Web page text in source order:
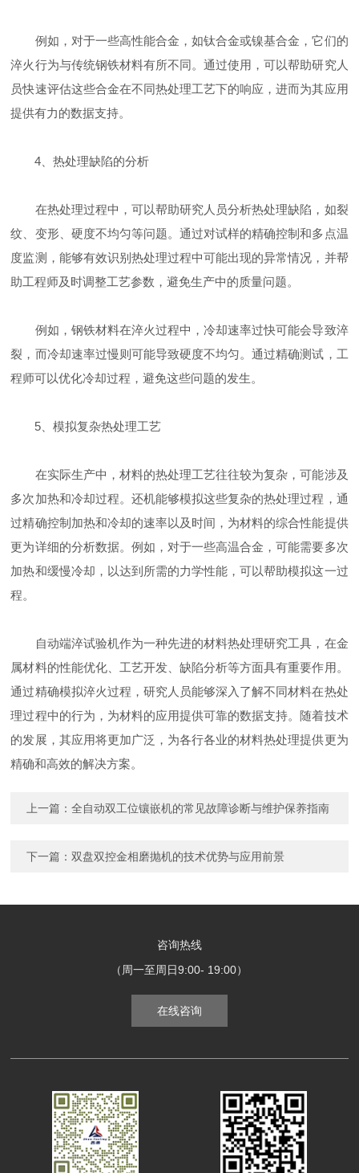
例如，对于一些高性能合金，如钛合金或镍基合金，它们的
淬火行为与传统钢铁材料有所不同。通过使用，可以帮助研究人
员快速评估这些合金在不同热处理工艺下的响应，进而为其应用
提供有力的数据支持。
4、热处理缺陷的分析
在热处理过程中，可以帮助研究人员分析热处理缺陷，如裂
纹、变形、硬度不均匀等问题。通过对试样的精确控制和多点温
度监测，能够有效识别热处理过程中可能出现的异常情况，并帮
助工程师及时调整工艺参数，避免生产中的质量问题。
例如，钢铁材料在淬火过程中，冷却速率过快可能会导致淬
裂，而冷却速率过慢则可能导致硬度不均匀。通过精确测试，工
程师可以优化冷却过程，避免这些问题的发生。
5、模拟复杂热处理工艺
在实际生产中，材料的热处理工艺往往较为复杂，可能涉及
多次加热和冷却过程。还机能够模拟这些复杂的热处理过程，通
过精确控制加热和冷却的速率以及时间，为材料的综合性能提供
更为详细的分析数据。例如，对于一些高温合金，可能需要多次
加热和缓慢冷却，以达到所需的力学性能，可以帮助模拟这一过
程。
自动端淬试验机作为一种先进的材料热处理研究工具，在金
属材料的性能优化、工艺开发、缺陷分析等方面具有重要作用。
通过精确模拟淬火过程，研究人员能够深入了解不同材料在热处
理过程中的行为，为材料的应用提供可靠的数据支持。随着技术
的发展，其应用将更加广泛，为各行各业的材料热处理提供更为
精确和高效的解决方案。
上一篇：全自动双工位镶嵌机的常见故障诊断与维护保养指南
下一篇：双盘双控金相磨抛机的技术优势与应用前景
咨询热线
（周一至周日9:00- 19:00）
在线咨询